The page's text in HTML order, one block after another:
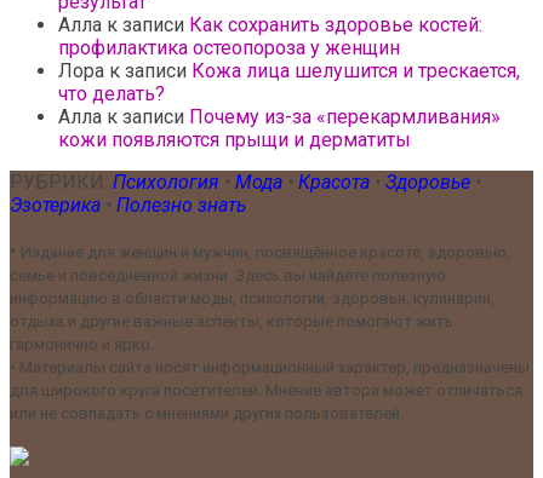
Алла к записи Как сохранить здоровье костей:
профилактика остеопороза у женщин
Лора к записи Кожа лица шелушится и трескается,
что делать?
Алла к записи Почему из-за «перекармливания»
кожи появляются прыщи и дерматиты
РУБРИКИ: Психология • Мода • Красота • Здоровье •
Эзотерика • Полезно знать
• Издание для женщин и мужчин, посвящённое красоте, здоровью,
семье и повседневной жизни. Здесь вы найдёте полезную
информацию в области моды, психологии, здоровья, кулинарии,
отдыха и другие важные аспекты, которые помогают жить
гармонично и ярко.
• Материалы сайта носят информационный характер, предназначены
для широкого круга посетителей. Мнение автора может отличаться
или не совпадать с мнениями других пользователей.